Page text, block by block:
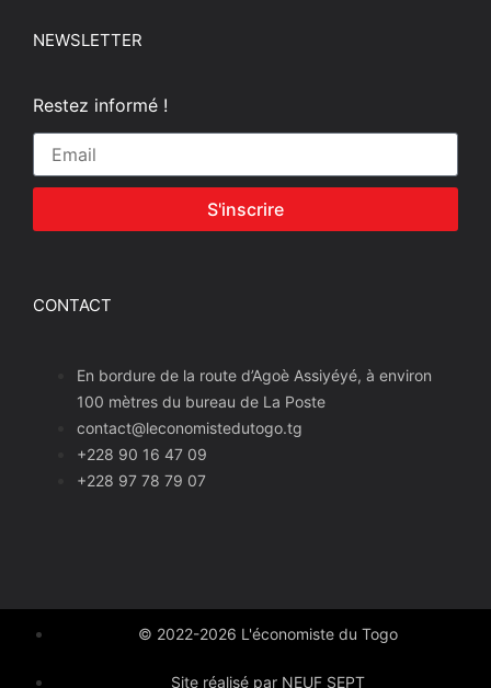
NEWSLETTER
Restez informé !
S'inscrire
CONTACT
En bordure de la route d’Agoè Assiyéyé, à environ
100 mètres du bureau de La Poste
contact@leconomistedutogo.tg
+228 90 16 47 09
+228 97 78 79 07
© 2022-2026 L'économiste du Togo
Site réalisé par NEUF SEPT